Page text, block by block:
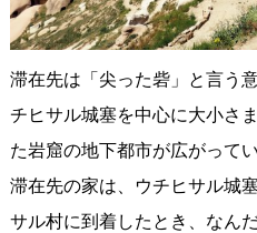
滞在先は「尖った砦」と言う
チヒサル城塞を中心に大小さ
た岩窟の地下都市が広がってい
滞在先の家は、ウチヒサル城
サル村に到着したとき、なん